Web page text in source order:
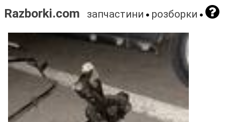
Razborki.com запчастини розборки